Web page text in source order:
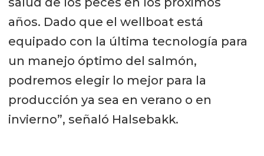
años. Dado que el wellboat está
equipado con la última tecnología para
un manejo óptimo del salmón,
podremos elegir lo mejor para la
producción ya sea en verano o en
invierno”, señaló Halsebakk.